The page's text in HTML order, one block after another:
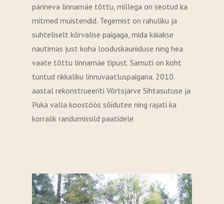
pärineva linnamäe tõttu, millega on seotud ka
mitmed muistendid. Tegemist on rahuliku ja
suhteliselt kõrvalise paigaga, mida käiakse
nautimas just koha looduskauniduse ning hea
vaate tõttu linnamäe tipust. Samuti on koht
tuntud rikkaliku linnuvaatluspaigana. 2010.
aastal rekonstrueeriti Võrtsjärve Sihtasutuse ja
Puka valla koostöös sõidutee ning rajati ka
korralik randumissild paatidele.